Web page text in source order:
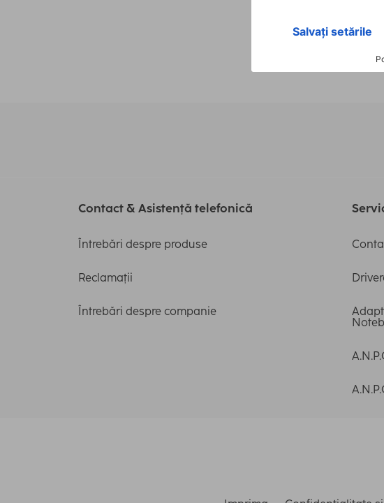
Contact & Asistență telefonică
Întrebări despre produse
Reclamații
Întrebări despre companie